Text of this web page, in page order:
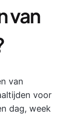
van
van
voor
dag, week